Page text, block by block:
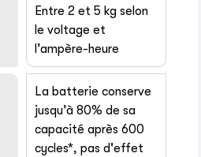
Entre 2 et 5 kg selon
le voltage et
l’ampère-heure
La batterie conserve
jusqu’à 80% de sa
capacité après 600
cycles*, pas d'effet